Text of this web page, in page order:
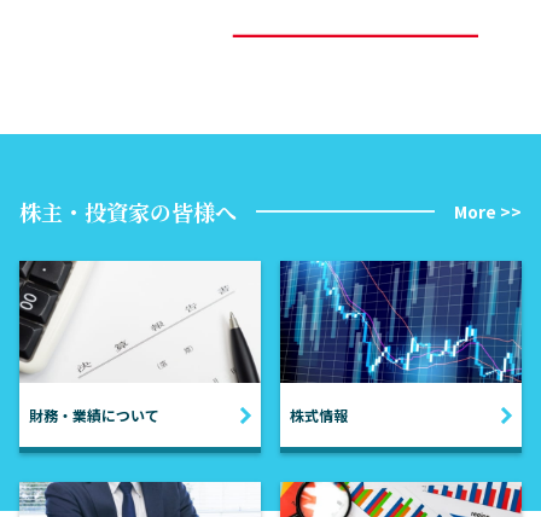
株主・投資家の皆様へ More >>
財務・業績について 株式情報